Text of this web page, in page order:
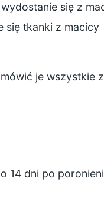
się z
się tkanki z macicy
je wszystkie
14 dni po